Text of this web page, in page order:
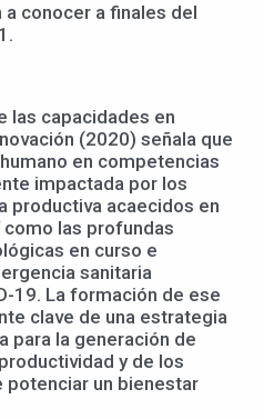
conocer a finales del
las capacidades en
(2020) señala que
en competencias
impactada por los
productiva acaecidos en
las profundas
en curso e
sanitaria
19. La formación de ese
clave de una estrategia
para la generación de
y de los
un bienestar